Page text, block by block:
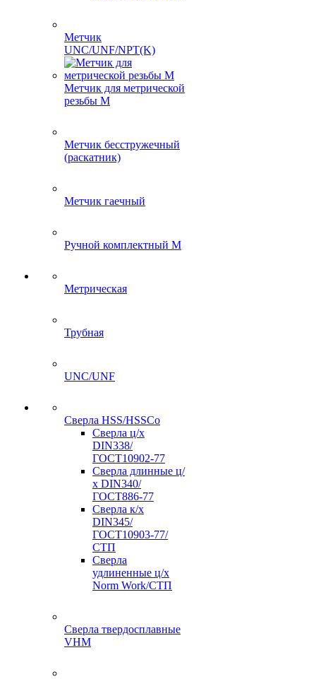
Метчик
UNC/UNF/NPT(K)
Метчик для метрической
резьбы M
Метчик бесстружечный
(раскатник)
Метчик гаечный
Ручной комплектный M
Метрическая
Трубная
UNC/UNF
Сверла HSS/HSSCo
Сверла ц/х
DIN338/
ГОСТ10902-77
Сверла длинные ц/
х DIN340/
ГОСТ886-77
Сверла к/х
DIN345/
ГОСТ10903-77/
СТП
Сверла
удлиненные ц/х
Norm Work/СТП
Сверла твердосплавные
VHM